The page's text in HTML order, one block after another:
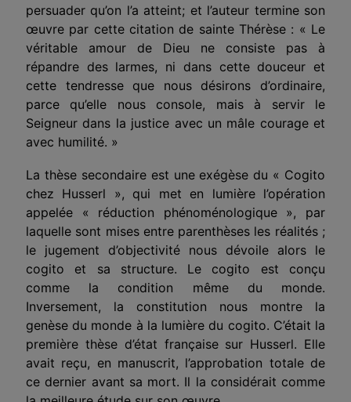
persuader qu’on l’a atteint; et l’auteur termine son
œuvre par cette citation de sainte Thérèse : « Le
véritable amour de Dieu ne consiste pas à
répandre des larmes, ni dans cette douceur et
cette tendresse que nous désirons d’ordinaire,
parce qu’elle nous console, mais à servir le
Seigneur dans la justice avec un mâle courage et
avec humilité. »
La thèse secondaire est une exégèse du « Cogito
chez Husserl », qui met en lumière l’opération
appelée « réduction phénoménologique », par
laquelle sont mises entre parenthèses les réalités ;
le jugement d’objectivité nous dévoile alors le
cogito et sa structure. Le cogito est conçu
comme la condition même du monde.
Inversement, la constitution nous montre la
genèse du monde à la lumière du cogito. C’était la
première thèse d’état française sur Husserl. Elle
avait reçu, en manuscrit, l’approbation totale de
ce dernier avant sa mort. Il la considérait comme